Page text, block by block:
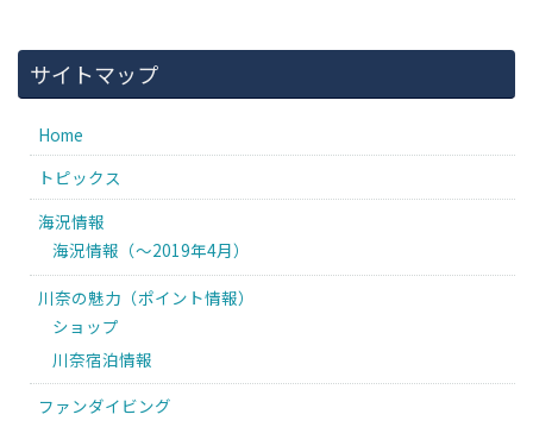
サイトマップ
Home
トピックス
海況情報
海況情報（〜2019年4月）
川奈の魅力（ポイント情報）
ショップ
川奈宿泊情報
ファンダイビング